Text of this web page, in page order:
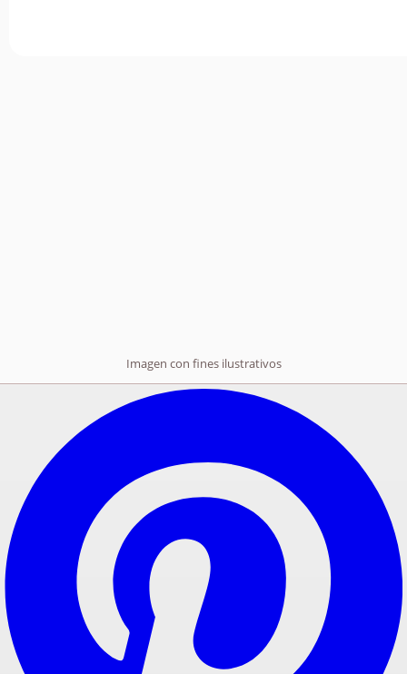
Imagen con fines ilustrativos